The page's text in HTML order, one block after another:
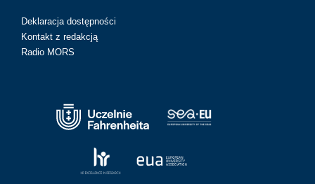
Deklaracja dostępności
Kontakt z redakcją
Radio MORS